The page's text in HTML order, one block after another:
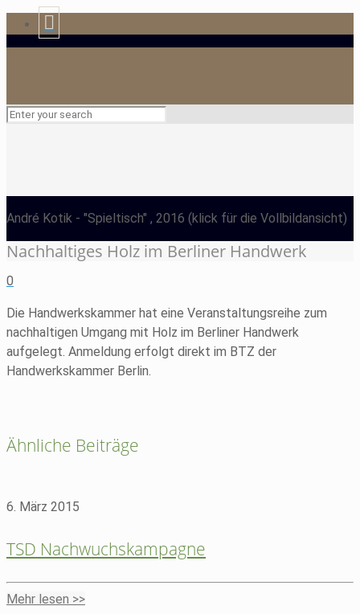
André Kotik - "Spieltisch" , 2016 (klick für die Vollbildansicht)
Nachhaltiges Holz im Berliner Handwerk
0
Die Handwerkskammer hat eine Veranstaltungsreihe zum
nachhaltigen Umgang mit Holz im Berliner Handwerk
aufgelegt. Anmeldung erfolgt direkt im BTZ der
Handwerkskammer Berlin.
Ähnliche Beiträge
6. März 2015
TSD Nachwuchskampagne
Mehr lesen >>